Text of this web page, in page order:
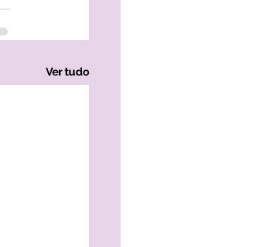
Ver tudo